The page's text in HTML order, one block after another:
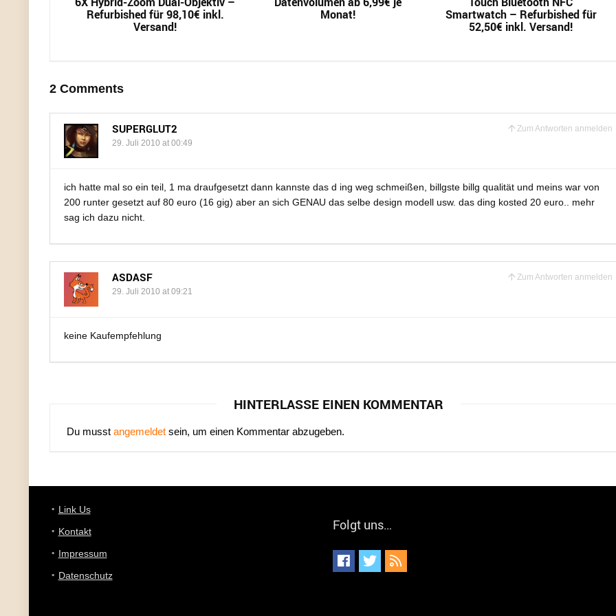
Refurbished für 98,10€ inkl.
Versand!
Monat!
Smartwatch – Refurbished für
52,50€ inkl. Versand!
2 Comments
Zum Antworten anmelden
SUPERGLUT2
29. Juli 2010 at 00:49
ich hatte mal so ein teil, 1 ma draufgesetzt dann kannste das d ing weg schmeißen, billgste billg qualität und meins war von
200 runter gesetzt auf 80 euro (16 gig) aber an sich GENAU das selbe design modell usw. das ding kosted 20 euro.. mehr
sag ich dazu nicht.
Zum Antworten anmelden
ASDASF
29. Juli 2010 at 09:21
keine Kaufempfehlung
HINTERLASSE EINEN KOMMENTAR
Du musst angemeldet sein, um einen Kommentar abzugeben.
Link Us
Kontakt
Impressum
Datenschutz
Folgt uns…